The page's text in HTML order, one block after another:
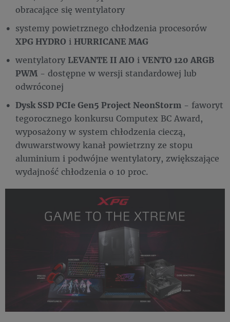
obracające się wentylatory
systemy powietrznego chłodzenia procesorów
XPG HYDRO i HURRICANE MAG
wentylatory LEVANTE II AIO i VENTO 120 ARGB
PWM - dostępne w wersji standardowej lub
odwróconej
Dysk SSD PCIe Gen5 Project NeonStorm - faworyt
tegorocznego konkursu Computex BC Award,
wyposażony w system chłodzenia cieczą,
dwuwarstwowy kanał powietrzny ze stopu
aluminium i podwójne wentylatory, zwiększające
wydajność chłodzenia o 10 proc.